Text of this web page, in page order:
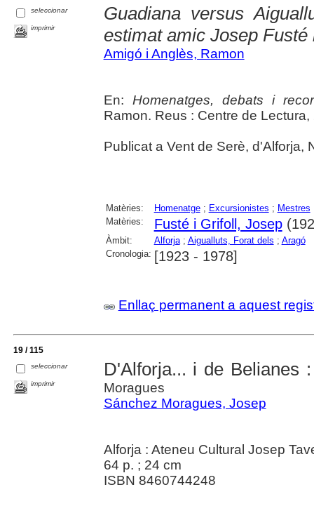
seleccionar
imprimir
Guadiana versus
estimat amic Josep Fusté
Amigó i Anglès, Ramon
En: Homenatges, debats i
Ramon. Reus : Centre de
Publicat a Vent de Serè, d'Alforja,
Matèries: Homenatge; Excursionistes ; Mestres
Matèries:
Fusté i Grifoll, Josep
Àmbit: Alforja; Aigualluts, Forat dels ; Aragó
Cronologia: [1923 - 1978]
Enllaç permanent a aquest
19 / 115
seleccionar
imprimir
D'Alforja... i de Belianes
Moragues
Sánchez Moragues, Josep
Alforja : Ateneu Cultural Josep
64 p. ; 24 cm
ISBN 8460744248